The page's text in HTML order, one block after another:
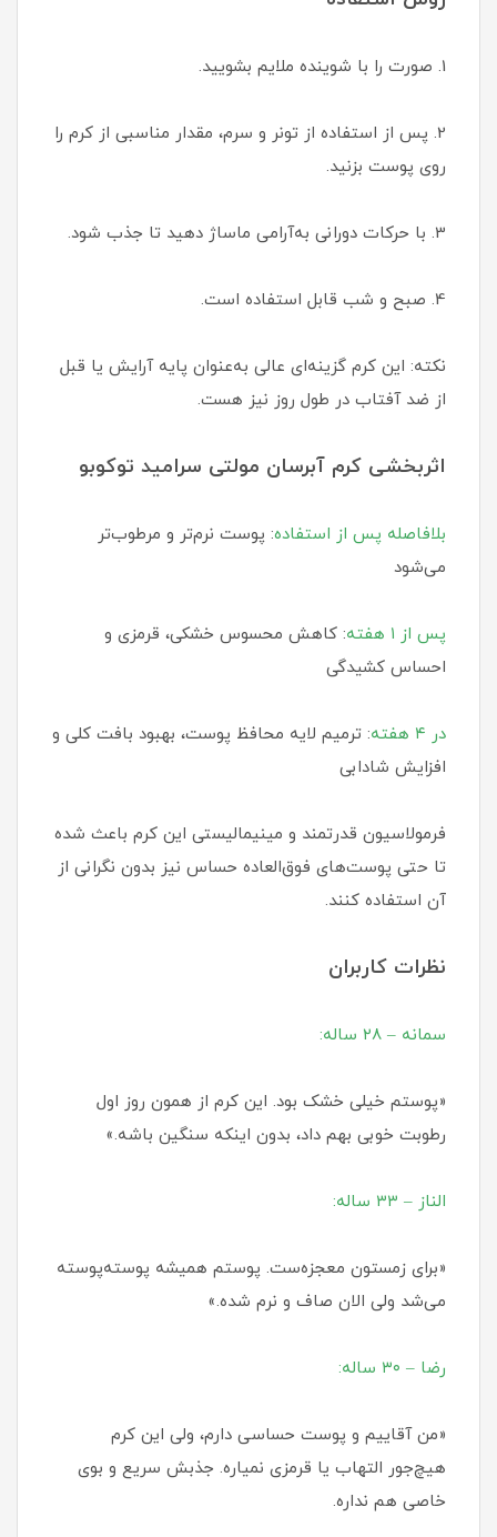
1. صورت را با شوینده ملایم بشویید.
2. پس از استفاده از تونر و سرم، مقدار مناسبی از کرم را
روی پوست بزنید.
3. با حرکات دورانی به‌آرامی ماساژ دهید تا جذب شود.
4. صبح و شب قابل استفاده است.
نکته: این کرم گزینه‌ای عالی به‌عنوان پایه آرایش یا قبل
از ضد آفتاب در طول روز نیز هست.
اثربخشی کرم آبرسان مولتی سرامید توکوبو
بلافاصله پس از استفاده: پوست نرم‌تر و مرطوب‌تر
می‌شود
پس از ۱ هفته
: کاهش محسوس خشکی، قرمزی و
احساس کشیدگی
در ۴ هفته
: ترمیم لایه محافظ پوست، بهبود بافت کلی و
افزایش شادابی
فرمولاسیون قدرتمند و مینیمالیستی این کرم باعث شده
تا حتی پوست‌های فوق‌العاده حساس نیز بدون نگرانی از
آن استفاده کنند.
نظرات کاربران
سمانه – ۲۸ ساله:
«پوستم خیلی خشک بود. این کرم از همون روز اول
رطوبت خوبی بهم داد، بدون اینکه سنگین باشه.»
الناز – ۳۳ ساله:
«برای زمستون معجزه‌ست. پوستم همیشه پوسته‌پوسته
می‌شد ولی الان صاف و نرم شده.»
رضا – ۳۰ ساله:
«من آقاییم و پوست حساسی دارم، ولی این کرم
هیچ‌جور التهاب یا قرمزی نمیاره. جذبش سریع و بوی
خاصی هم نداره.